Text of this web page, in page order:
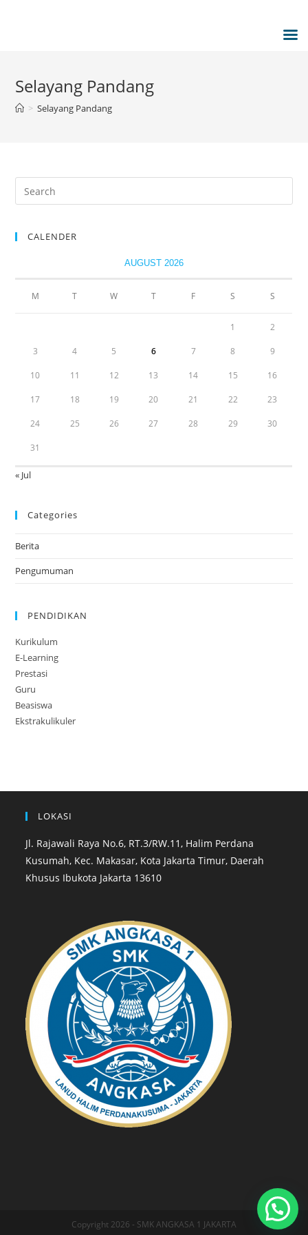
Selayang Pandang
> Selayang Pandang
CALENDER
AUGUST 2026
M T W T F S S
1 2
3 4 5 6 7 8 9
10 11 12 13 14 15 16
17 18 19 20 21 22 23
24 25 26 27 28 29 30
31
« Jul
Categories
Berita
Pengumuman
PENDIDIKAN
Kurikulum
E-Learning
Prestasi
Guru
Beasiswa
Ekstrakulikuler
LOKASI
Jl. Rajawali Raya No.6, RT.3/RW.11, Halim Perdana
Kusumah, Kec. Makasar, Kota Jakarta Timur, Daerah
Khusus Ibukota Jakarta 13610
Copyright 2026 - SMK ANGKASA 1 JAKARTA